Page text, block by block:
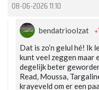
08-06-2026 11:10
bendatrioolzat
Dat is zo’n gelul hé! Ik
kunt veel zeggen maar
degelijk beter
Read, Moussa,
krayeveld om er een